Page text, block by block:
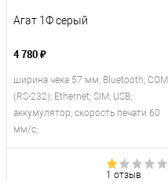
Агат 1Ф серый
4 780 ₽
ширина чека 57 мм; Bluetooth; COM
(RS-232); Ethernet; SIM; USB;
аккумулятор; скорость печати 60
мм/с;
1 отзыв